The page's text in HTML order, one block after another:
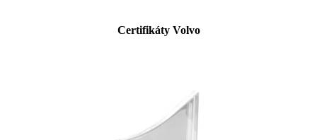
Certifikáty Volvo